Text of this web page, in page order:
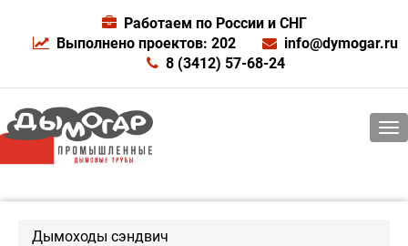
Работаем по России и СНГ
Выполнено проектов: 202
info@dymogar.ru
8 (3412) 57-68-24
Дымоходы сэндвич